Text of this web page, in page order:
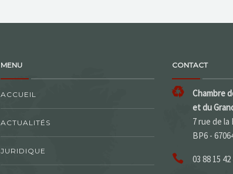
MENU
ACCUEIL
ACTUALITÉS
JURIDIQUE
CONTACT
Chambre
et du
7 rue de
BP6 -
03 88 15 42